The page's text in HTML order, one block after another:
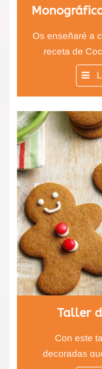
Os enseñaré a
receta de
crema
Taller
Con este
decoradas